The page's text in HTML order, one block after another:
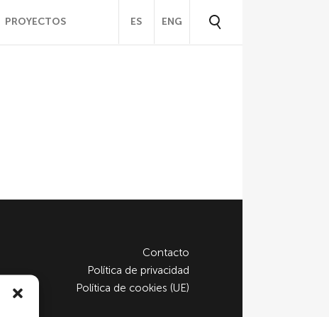
PROYECTOS ES ENG
Contacto
Política de privacidad
Política de cookies (UE)